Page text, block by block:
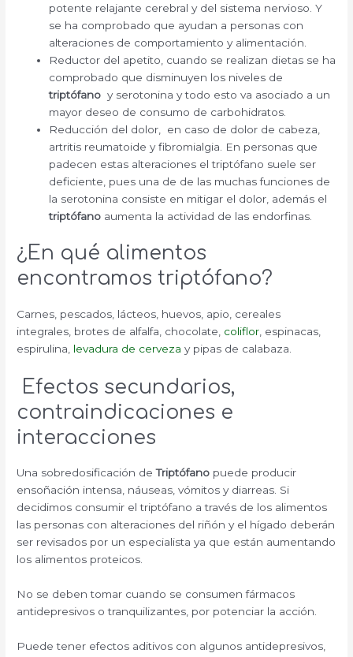
potente relajante cerebral y del sistema nervioso. Y
se ha comprobado que ayudan a personas con
alteraciones de comportamiento y alimentación.
Reductor del apetito, cuando se realizan dietas se ha
comprobado que disminuyen los niveles de
triptófano y serotonina y todo esto va asociado a un
mayor deseo de consumo de carbohidratos.
Reducción del dolor, en caso de dolor de cabeza,
artritis reumatoide y fibromialgia. En personas que
padecen estas alteraciones el triptófano suele ser
deficiente, pues una de de las muchas funciones de
la serotonina consiste en mitigar el dolor, además el
triptófano aumenta la actividad de las endorfinas.
¿En qué alimentos
encontramos triptófano?
Carnes, pescados, lácteos, huevos, apio, cereales
integrales, brotes de alfalfa, chocolate, coliflor , espinacas,
espirulina, levadura de cerveza y pipas de calabaza.
Efectos secundarios,
contraindicaciones e
interacciones
Una sobredosificación deTriptófano puede producir
ensoñación intensa, náuseas, vómitos y diarreas. Si
decidimos consumir el triptófano a través de los alimentos
las personas con alteraciones del riñón y el hígado deberán
ser revisados por un especialista ya que están aumentando
los alimentos proteicos.
No se deben tomar cuando se consumen fármacos
antidepresivos o tranquilizantes, por potenciar la acción.
Puede tener efectos aditivos con algunos antidepresivos,